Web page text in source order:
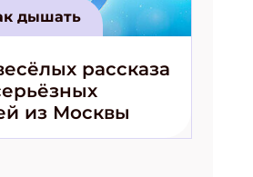
дышать
рассказа
из Москвы